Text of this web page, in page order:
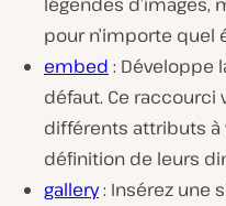
pour n’importe quel
embed : Développe
défaut. Ce
différents attributs
définition de leurs
gallery: Insérez une